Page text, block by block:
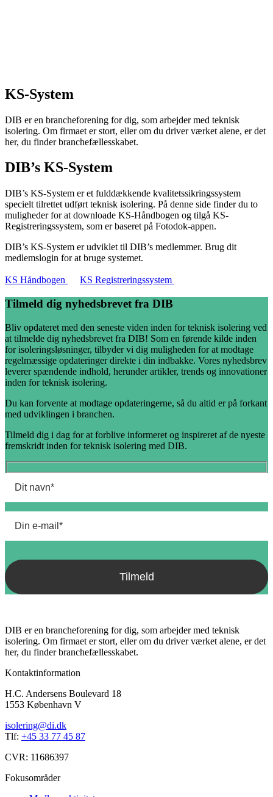
KS-System
DIB er en brancheforening for dig, som arbejder med teknisk
isolering. Om firmaet er stort, eller om du driver værket alene, er det
her, du finder branchefællesskabet.
DIB’s KS-System
DIB’s KS-System er et fulddækkende kvalitetssikringssystem
specielt tilrettet udført teknisk isolering. På denne side finder du to
muligheder for at downloade KS-Håndbogen og tilgå KS-
Registreringssystem, som er baseret på Fotodok-appen.
DIB’s KS-System er udviklet til DIB’s medlemmer. Brug dit
medlemslogin for at bruge systemet.
KS Håndbogen KS Registreringssystem
Tilmeld dig nyhedsbrevet fra DIB
Bliv opdateret med den seneste viden inden for teknisk isolering ved
at tilmelde dig nyhedsbrevet fra DIB! Som en førende kilde inden
for isoleringsløsninger, tilbyder vi dig muligheden for at modtage
regelmæssige opdateringer direkte i din indbakke. Vores nyhedsbrev
leverer spændende indhold, herunder artikler, trends og innovationer
inden for teknisk isolering.
Du kan forvente at modtage opdateringerne, så du altid er på forkant
med udviklingen i branchen.
Tilmeld dig i dag for at forblive informeret og inspireret af de nyeste
fremskridt inden for teknisk isolering med DIB.
DIB er en brancheforening for dig, som arbejder med teknisk
isolering. Om firmaet er stort, eller om du driver værket alene, er det
her, du finder branchefællesskabet.
Kontaktinformation
H.C. Andersens Boulevard 18
1553 København V
isolering@di.dk
Tlf: +45 33 77 45 87
CVR: 11686397
Fokusområder